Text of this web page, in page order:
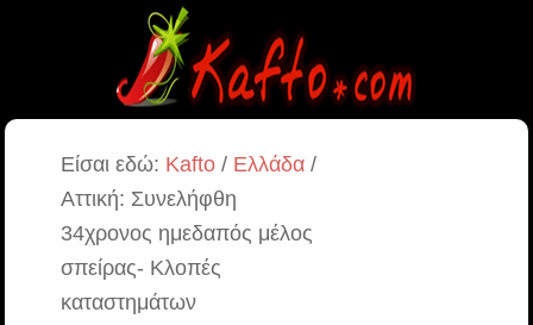
Είσαι εδώ: Kafto/ Ελλάδα/
Αττική: Συνελήφθη
34χρονος ημεδαπός μέλος
σπείρας- Κλοπές
καταστημάτων